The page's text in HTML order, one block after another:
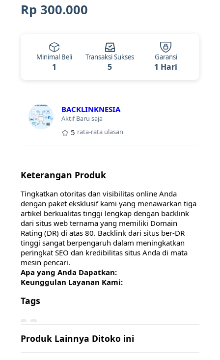
Rp 300.000
Minimal Beli
1
Transaksi Sukses
5
Garansi
1 Hari
BACKLINKNESIA
Aktif Baru saja
5 rata-rata ulasan
Keterangan Produk
Tingkatkan otoritas dan visibilitas online Anda
dengan paket eksklusif kami yang menawarkan tiga
artikel berkualitas tinggi lengkap dengan backlink
dari situs web ternama yang memiliki Domain
Rating (DR) di atas 80. Backlink dari situs ber-DR
tinggi sangat berpengaruh dalam meningkatkan
peringkat SEO dan kredibilitas situs Anda di mata
mesin pencari.
Apa yang Anda Dapatkan:
Keunggulan Layanan Kami:
Tags
Produk Lainnya Ditoko ini